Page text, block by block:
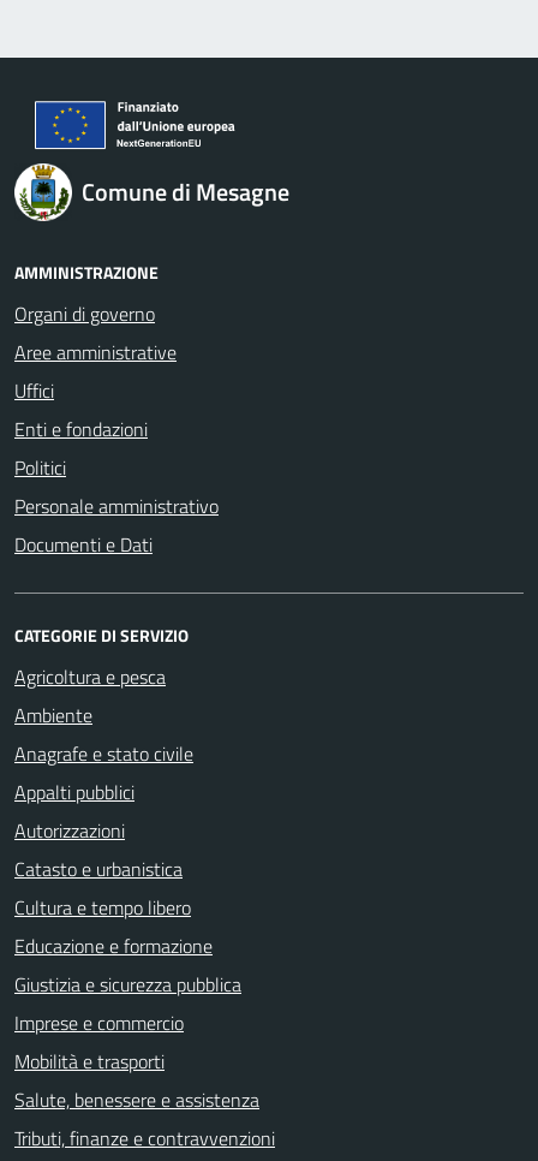
Comune di Mesagne
AMMINISTRAZIONE
Organi di governo
Aree amministrative
Uffici
Enti e fondazioni
Politici
Personale amministrativo
Documenti e Dati
CATEGORIE DI SERVIZIO
Agricoltura e pesca
Ambiente
Anagrafe e stato civile
Appalti pubblici
Autorizzazioni
Catasto e urbanistica
Cultura e tempo libero
Educazione e formazione
Giustizia e sicurezza pubblica
Imprese e commercio
Mobilità e trasporti
Salute, benessere e assistenza
Tributi, finanze e contravvenzioni